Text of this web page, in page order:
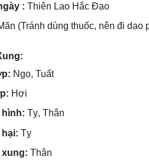
: Thiên Lao Hắc Đạo
(Tránh dùnɡ thuốc, nên đi dạo
Ngọ, Tuất
Hợi
Tỵ, Thân
Tỵ
Thân